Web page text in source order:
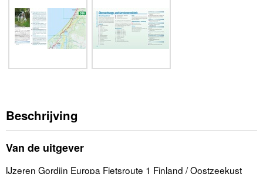
Beschrijving
Van de uitgever
IJzeren Gordijn Europa Fietsroute 1 Finland / Oostzeekust